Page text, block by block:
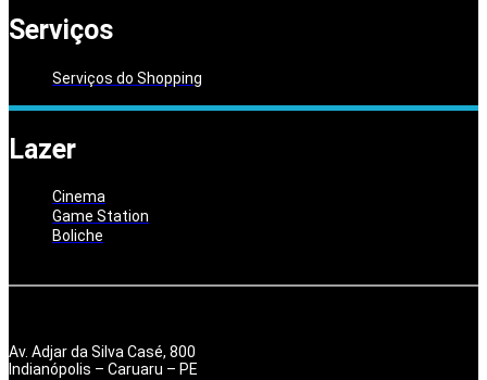
Serviços
Serviços do Shopping
Lazer
Cinema
Game Station
Boliche
Av. Adjar da Silva Casé, 800
Indianópolis – Caruaru – PE